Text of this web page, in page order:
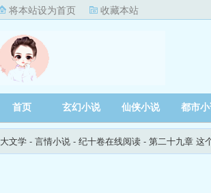
将本站设为首页 收藏本站
首页 玄幻小说 仙侠小说 都市
大文学 - 言情小说 - 纪十卷在线阅读 - 第二十九章 这